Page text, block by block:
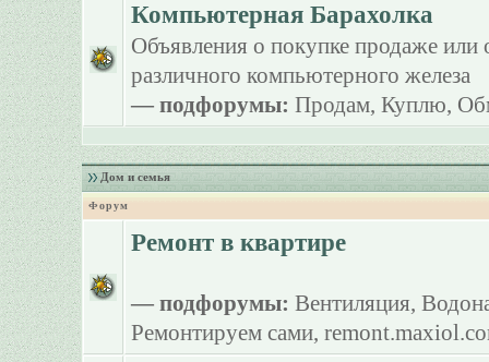
Компьютерная Барахолка
Объявления о покупке продаже или
различного компьютерного железа
— подфорумы: Продам, Куплю,
Дом и семья
Форум
Ремонт в квартире
— подфорумы: Вентиляция,
Ремонтируем сами,